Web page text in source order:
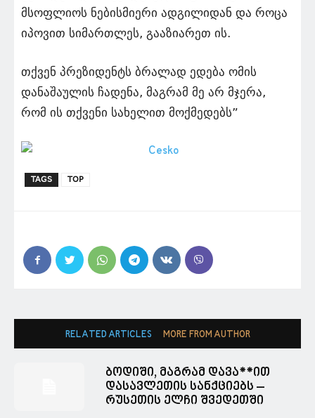
მსოფლიოს ნებისმიერი ადგილიდან და როცა
იპოვით სიმართლეს, გააზიარეთ ის.
თქვენ პრეზიდენტს ბრალად ედება ომის
დანაშაულის ჩადენა, მაგრამ მე არ მჯერა,
რომ ის თქვენი სახელით მოქმედებს”
TAGS TOP
RELATED ARTICLES MORE FROM AUTHOR
ბოდიში, მაგრამ დავა**ით
დასავლეთის სანქციებს –
რუსეთის ელჩი შვედეთში